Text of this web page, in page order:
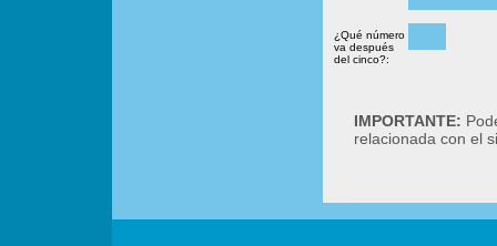
¿Qué número
va después
del cinco?:
IMPORTANTE:
relacionada con el